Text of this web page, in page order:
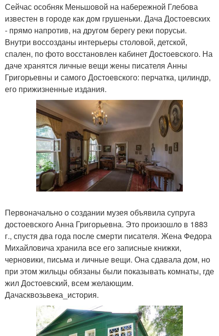
Сейчас особняк Меньшовой на набережной Глебова
известен в городе как дом грушеньки. Дача Достоевских
- прямо напротив, на другом берегу реки порусьи.
Внутри воссозданы интерьеры столовой, детской,
спален, по фото восстановлен кабинет Достоевского. На
даче хранятся личные вещи жены писателя Анны
Григорьевны и самого Достоевского: перчатка, цилиндр,
его прижизненные издания.
Первоначально о создании музея объявила супруга
достоевского Анна Григорьевна. Это произошло в 1883
г., спустя два года после смерти писателя. Жена Федора
Михайловича хранила все его записные книжки,
черновики, письма и личные вещи. Она сдавала дом, но
при этом жильцы обязаны были показывать комнаты, где
жил Достоевский, всем желающим.
Дачасквозьвека_история.